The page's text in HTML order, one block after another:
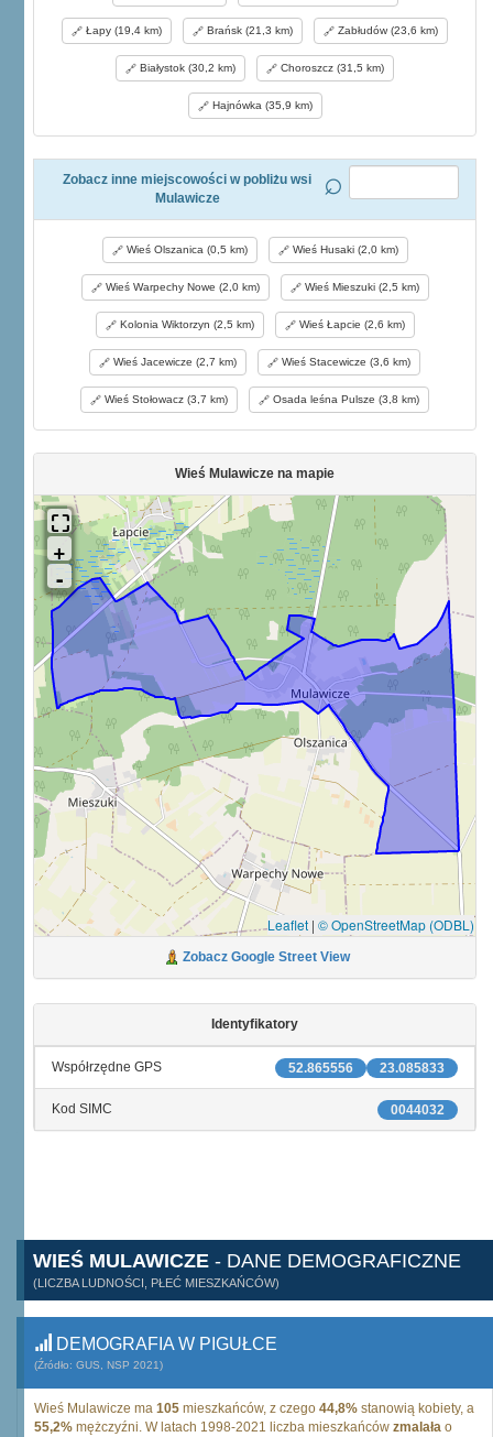
Łapy (19,4 km) Brańsk (21,3 km) Zabłudów (23,6 km)
Białystok (30,2 km) Choroszcz (31,5 km)
Hajnówka (35,9 km)
Zobacz inne miejscowości w pobliżu wsi
Mulawicze
Wieś Olszanica (0,5 km) Wieś Husaki (2,0 km)
Wieś Warpechy Nowe (2,0 km) Wieś Mieszuki (2,5 km)
Kolonia Wiktorzyn (2,5 km) Wieś Łapcie (2,6 km)
Wieś Jacewicze (2,7 km) Wieś Stacewicze (3,6 km)
Wieś Stołowacz (3,7 km) Osada leśna Pulsze (3,8 km)
Wieś Mulawicze na mapie
Leaflet | © OpenStreetMap (ODBL)
Zobacz Google Street View
Identyfikatory
23.085833
52.865556
Współrzędne GPS
0044032
Kod SIMC
WIEŚ MULAWICZE - DANE DEMOGRAFICZNE
(LICZBA LUDNOŚCI, PŁEĆ MIESZKAŃCÓW)
DEMOGRAFIA W PIGUŁCE
(Źródło: GUS, NSP 2021)
Wieś Mulawicze ma 105 mieszkańców, z czego 44,8% stanowią kobiety, a
55,2% mężczyźni. W latach 1998-2021 liczba mieszkańców zmalała o